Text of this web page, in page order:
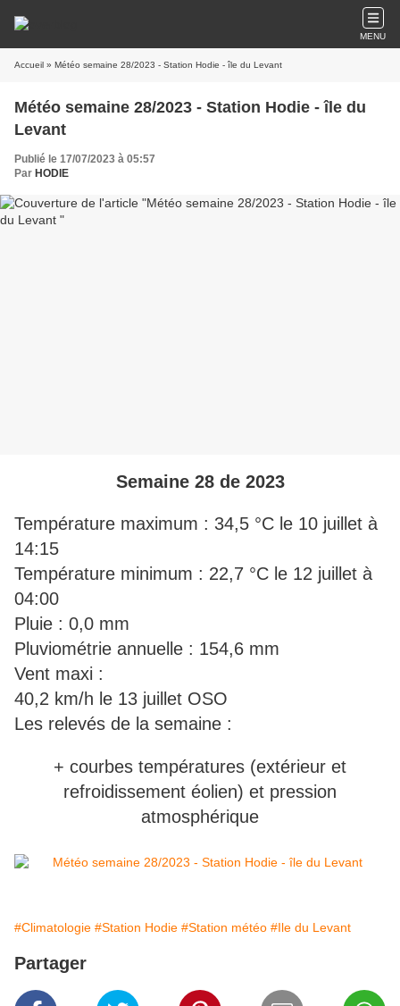
MENU
Accueil » Météo semaine 28/2023 - Station Hodie - île du Levant
Météo semaine 28/2023 - Station Hodie - île du
Levant
Publié le 17/07/2023 à 05:57
Par HODIE
Semaine 28 de 2023
Température maximum : 34,5 °C le 10 juillet à
14:15
Température minimum : 22,7 °C le 12 juillet à
04:00
Pluie : 0,0 mm
Pluviométrie annuelle : 154,6 mm
Vent maxi :
40,2 km/h le 13 juillet OSO
Les relevés de la semaine :
+ courbes températures (extérieur et
refroidissement éolien) et pression
atmosphérique
#Climatologie #Station Hodie #Station météo #Ile du Levant
Partager